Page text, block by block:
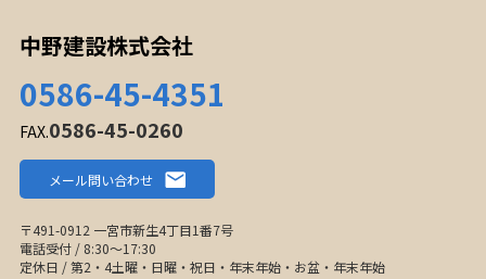
中野建設株式会社
0586-45-4351
FAX.0586-45-0260
メール問い合わせ
〒491-0912 一宮市新生4丁目1番7号
電話受付 / 8:30〜17:30
定休日 / 第2・4土曜・日曜・祝日・年末年始・お盆・年末年始